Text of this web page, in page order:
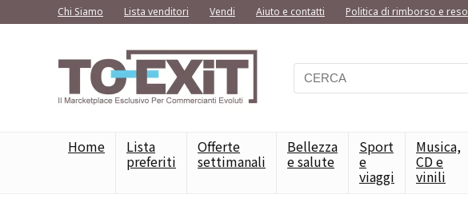
Chi Siamo Lista venditori Vendi Aiuto e contatti Politica di rimborso e reso
Home Lista
preferiti
Offerte
settimanali
Bellezza
e salute
Sport
e
viaggi
Musica,
CD e
vinili